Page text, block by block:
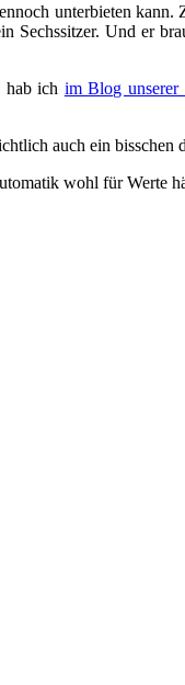
unterbieten
Und er
hab ich im Blog unserer
auch ein bisschen
wohl für Werte